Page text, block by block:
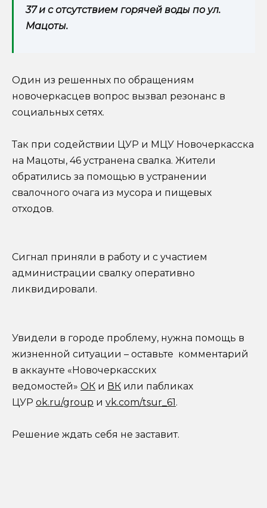
37 и с отсутствием горячей воды по ул.
Мацоты.
Один из решенных по обращениям
новочеркасцев вопрос вызвал резонанс в
социальных сетях.
Так при содействии ЦУР и МЦУ Новочеркасска
на Мацоты, 46 устранена свалка. Жители
обратились за помощью в устранении
свалочного очага из мусора и пищевых
отходов.
Сигнал приняли в работу и с участием
администрации свалку оперативно
ликвидировали.
Увидели в городе проблему, нужна помощь в
жизненной ситуации – оставьте комментарий
в аккаунте «Новочеркасских
ведомостей» ОК и ВК или пабликах
ЦУР ok.ru/group и vk.com/tsur_61.
Решение ждать себя не заставит.